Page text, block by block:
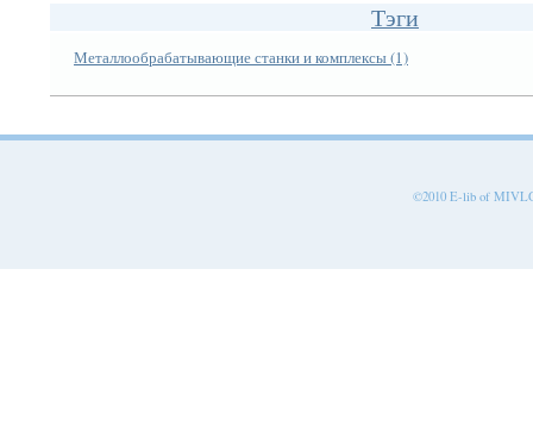
Тэги
Металлообрабатывающие станки и комплексы (1)
©2010 E-lib of